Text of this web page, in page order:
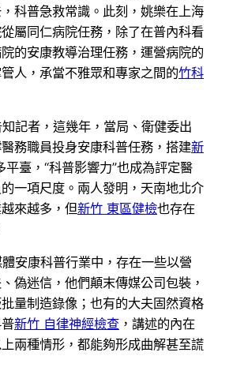
科普急救常識。此刻，姚樂在上海
屬同仁病院任務，除了在普內科看
的安康教導治理任務，運營病院的
人，承當不雅眾和專家之間的竹科
記者，這幾年，當局、衛健委出
務職員投身安康科普任務，搭建新
平臺，“科普影響力”也成為評定醫
一項尺度。兩人發明，天南地北介
來越多，但新竹 東區健檢也存在
安康科普行業中，存在一些以營
偽迷信，他們顛末傳媒公司包裝，
量制造錄像；也有的大夫固然資格
新竹 自律神經檢查 ，講述的內在
兩種情形，都能夠形成曲解甚至謊